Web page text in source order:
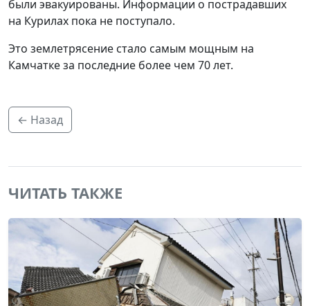
были эвакуированы. Информации о пострадавших
на Курилах пока не поступало.
Это землетрясение стало самым мощным на
Камчатке за последние более чем 70 лет.
← Назад
ЧИТАТЬ ТАКЖЕ